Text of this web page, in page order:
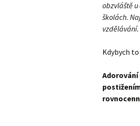
obzvláště
školách.
vzdělávání.
Kdybych
Adorování